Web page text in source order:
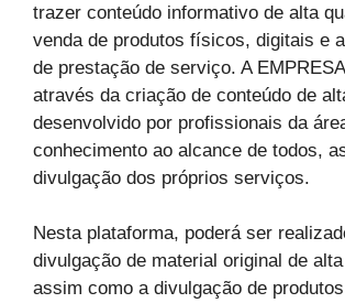
trazer conteúdo informativo de alta
venda de produtos físicos, digitais e
de prestação de serviço. A
através da criação de conteúdo de
desenvolvido por profissionais da
conhecimento ao alcance de todos,
divulgação dos próprios serviços.
Nesta plataforma, poderá ser
divulgação de material original de
assim como a divulgação de